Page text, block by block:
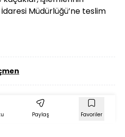
Müdürlüğü’ne teslim
Paylaş Favoriler